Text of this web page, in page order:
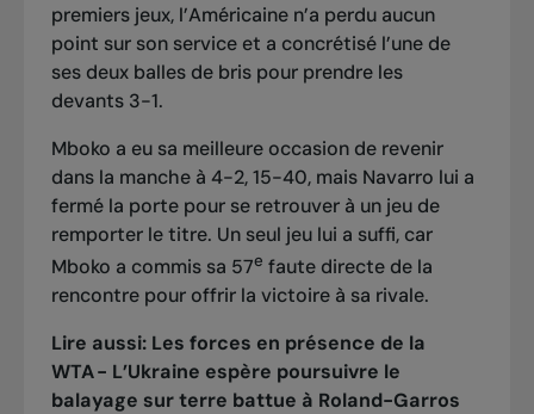
premiers jeux, l’Américaine n’a perdu aucun
point sur son service et a concrétisé l’une de
ses deux balles de bris pour prendre les
devants 3-1.
Mboko a eu sa meilleure occasion de revenir
dans la manche à 4-2, 15-40, mais Navarro lui a
fermé la porte pour se retrouver à un jeu de
remporter le titre. Un seul jeu lui a suffi, car
Mboko a commis sa 57e faute directe de la
rencontre pour offrir la victoire à sa rivale.
Lire aussi: Les forces en présence de la
WTA - L’Ukraine espère poursuivre le
balayage sur terre battue à Roland-Garros